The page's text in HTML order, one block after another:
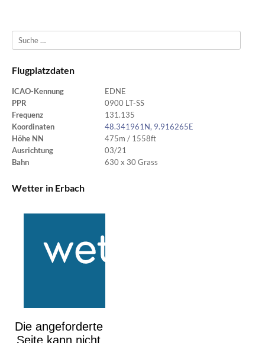
Suche
Flugplatzdaten
ICAO-Kennung
EDNE
PPR
0900 LT-SS
Frequenz
131.135
Koordinaten
48.341961N, 9.916265E
Höhe NN
475m / 1558ft
Ausrichtung
03/21
Bahn
630 x 30 Grass
Wetter in Erbach